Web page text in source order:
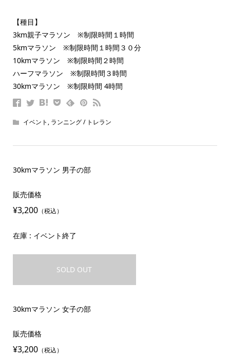
【種目】
3km親子マラソン ※制限時間１時間
5kmマラソン ※制限時間１時間３０分
10kmマラソン ※制限時間２時間
ハーフマラソン ※制限時間３時間
30kmマラソン ※制限時間 4時間
イベント , ランニング / トレラン
30kmマラソン 男子の部
販売価格
¥3,200（税込）
在庫 : イベント終了
SOLD OUT
30kmマラソン 女子の部
販売価格
¥3,200（税込）